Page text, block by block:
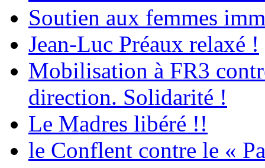
Soutien aux femmes
Jean-Luc Préaux relaxé !
Mobilisation à FR3
direction. Solidarité !
Le Madres libéré !!
le Conflent contre le «